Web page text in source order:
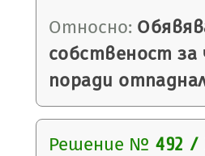
Относно:
собственост
поради
Решение № 492 /